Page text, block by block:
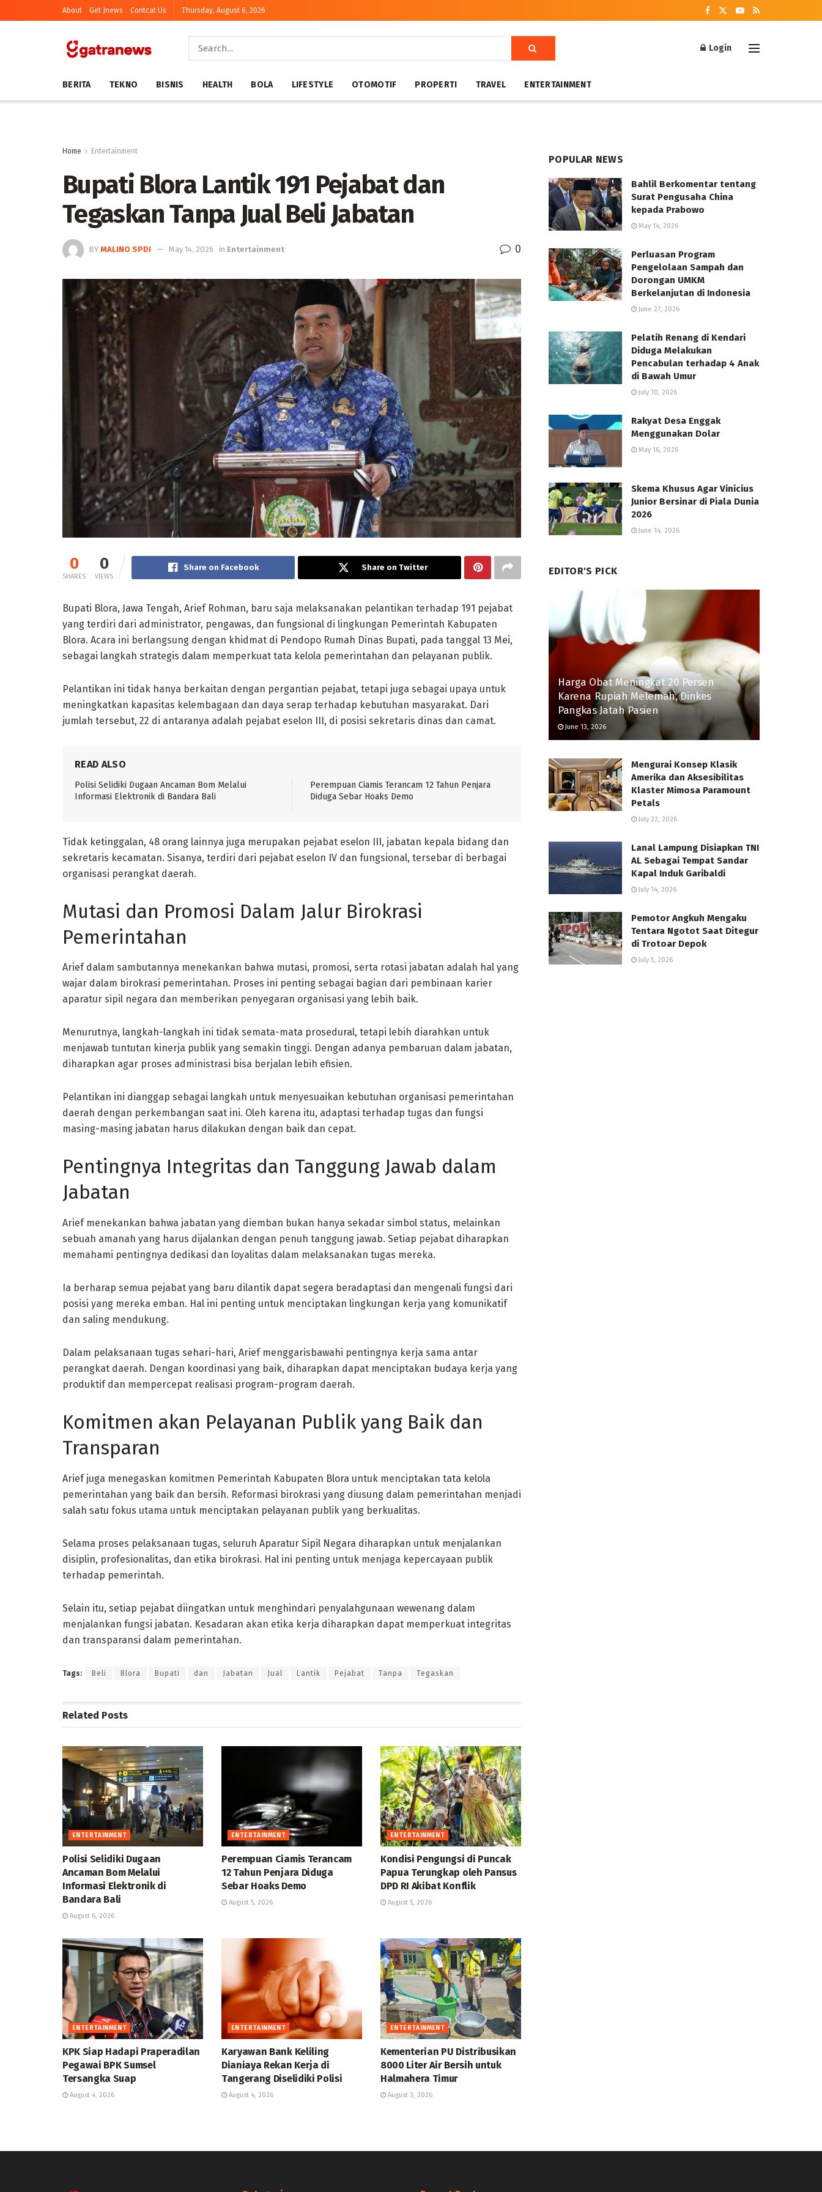
About Get Jnews Contcat Us Thursday, August 6, 2026
Login
BERITA TEKNO BISNIS HEALTH BOLA LIFESTYLE OTOMOTIF PROPERTI TRAVEL ENTERTAINMENT
Home Entertainment
Bupati Blora Lantik 191 Pejabat dan
Tegaskan Tanpa Jual Beli Jabatan
BY MALINO SPDI May 14, 2026 in Entertainment 0
0
SHARES
0
VIEWS
Share on Facebook Share on Twitter
Bupati Blora, Jawa Tengah, Arief Rohman, baru saja melaksanakan pelantikan terhadap 191 pejabat
yang terdiri dari administrator, pengawas, dan fungsional di lingkungan Pemerintah Kabupaten
Blora. Acara ini berlangsung dengan khidmat di Pendopo Rumah Dinas Bupati, pada tanggal 13 Mei,
sebagai langkah strategis dalam memperkuat tata kelola pemerintahan dan pelayanan publik.
Pelantikan ini tidak hanya berkaitan dengan pergantian pejabat, tetapi juga sebagai upaya untuk
meningkatkan kapasitas kelembagaan dan daya serap terhadap kebutuhan masyarakat. Dari
jumlah tersebut, 22 di antaranya adalah pejabat eselon III, di posisi sekretaris dinas dan camat.
READ ALSO
Polisi Selidiki Dugaan Ancaman Bom Melalui
Informasi Elektronik di Bandara Bali
Perempuan Ciamis Terancam 12 Tahun Penjara
Diduga Sebar Hoaks Demo
Tidak ketinggalan, 48 orang lainnya juga merupakan pejabat eselon III, jabatan kepala bidang dan
sekretaris kecamatan. Sisanya, terdiri dari pejabat eselon IV dan fungsional, tersebar di berbagai
organisasi perangkat daerah.
Mutasi dan Promosi Dalam Jalur Birokrasi
Pemerintahan
Arief dalam sambutannya menekankan bahwa mutasi, promosi, serta rotasi jabatan adalah hal yang
wajar dalam birokrasi pemerintahan. Proses ini penting sebagai bagian dari pembinaan karier
aparatur sipil negara dan memberikan penyegaran organisasi yang lebih baik.
Menurutnya, langkah-langkah ini tidak semata-mata prosedural, tetapi lebih diarahkan untuk
menjawab tuntutan kinerja publik yang semakin tinggi. Dengan adanya pembaruan dalam jabatan,
diharapkan agar proses administrasi bisa berjalan lebih efisien.
Pelantikan ini dianggap sebagai langkah untuk menyesuaikan kebutuhan organisasi pemerintahan
daerah dengan perkembangan saat ini. Oleh karena itu, adaptasi terhadap tugas dan fungsi
masing-masing jabatan harus dilakukan dengan baik dan cepat.
Pentingnya Integritas dan Tanggung Jawab dalam
Jabatan
Arief menekankan bahwa jabatan yang diemban bukan hanya sekadar simbol status, melainkan
sebuah amanah yang harus dijalankan dengan penuh tanggung jawab. Setiap pejabat diharapkan
memahami pentingnya dedikasi dan loyalitas dalam melaksanakan tugas mereka.
Ia berharap semua pejabat yang baru dilantik dapat segera beradaptasi dan mengenali fungsi dari
posisi yang mereka emban. Hal ini penting untuk menciptakan lingkungan kerja yang komunikatif
dan saling mendukung.
Dalam pelaksanaan tugas sehari-hari, Arief menggarisbawahi pentingnya kerja sama antar
perangkat daerah. Dengan koordinasi yang baik, diharapkan dapat menciptakan budaya kerja yang
produktif dan mempercepat realisasi program-program daerah.
Komitmen akan Pelayanan Publik yang Baik dan
Transparan
Arief juga menegaskan komitmen Pemerintah Kabupaten Blora untuk menciptakan tata kelola
pemerintahan yang baik dan bersih. Reformasi birokrasi yang diusung dalam pemerintahan menjadi
salah satu fokus utama untuk menciptakan pelayanan publik yang berkualitas.
Selama proses pelaksanaan tugas, seluruh Aparatur Sipil Negara diharapkan untuk menjalankan
disiplin, profesionalitas, dan etika birokrasi. Hal ini penting untuk menjaga kepercayaan publik
terhadap pemerintah.
Selain itu, setiap pejabat diingatkan untuk menghindari penyalahgunaan wewenang dalam
menjalankan fungsi jabatan. Kesadaran akan etika kerja diharapkan dapat memperkuat integritas
dan transparansi dalam pemerintahan.
Tags: Beli Blora Bupati dan Jabatan Jual Lantik Pejabat Tanpa Tegaskan
Related Posts
ENTERTAINMENT
Polisi Selidiki Dugaan
Ancaman Bom Melalui
Informasi Elektronik di
Bandara Bali
August 6, 2026
ENTERTAINMENT
Perempuan Ciamis Terancam
12 Tahun Penjara Diduga
Sebar Hoaks Demo
August 5, 2026
ENTERTAINMENT
Kondisi Pengungsi di Puncak
Papua Terungkap oleh Pansus
DPD RI Akibat Konflik
August 5, 2026
ENTERTAINMENT
KPK Siap Hadapi Praperadilan
Pegawai BPK Sumsel
Tersangka Suap
August 4, 2026
ENTERTAINMENT
Karyawan Bank Keliling
Dianiaya Rekan Kerja di
Tangerang Diselidiki Polisi
August 4, 2026
ENTERTAINMENT
Kementerian PU Distribusikan
8000 Liter Air Bersih untuk
Halmahera Timur
August 3, 2026
POPULAR NEWS
Bahlil Berkomentar tentang
Surat Pengusaha China
kepada Prabowo
May 14, 2026
Perluasan Program
Pengelolaan Sampah dan
Dorongan UMKM
Berkelanjutan di Indonesia
June 27, 2026
Pelatih Renang di Kendari
Diduga Melakukan
Pencabulan terhadap 4 Anak
di Bawah Umur
July 10, 2026
Rakyat Desa Enggak
Menggunakan Dolar
May 16, 2026
Skema Khusus Agar Vinicius
Junior Bersinar di Piala Dunia
2026
June 14, 2026
EDITOR'S PICK
Harga Obat Meningkat 20 Persen
Karena Rupiah Melemah, Dinkes
Pangkas Jatah Pasien
June 13, 2026
Mengurai Konsep Klasik
Amerika dan Aksesibilitas
Klaster Mimosa Paramount
Petals
July 22, 2026
Lanal Lampung Disiapkan TNI
AL Sebagai Tempat Sandar
Kapal Induk Garibaldi
July 14, 2026
Pemotor Angkuh Mengaku
Tentara Ngotot Saat Ditegur
di Trotoar Depok
July 5, 2026